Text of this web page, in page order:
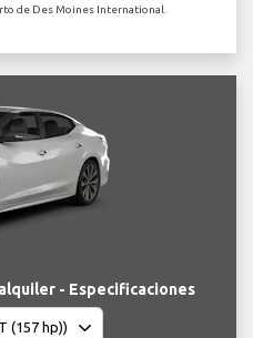
de Des Moines International.
- Especificaciones